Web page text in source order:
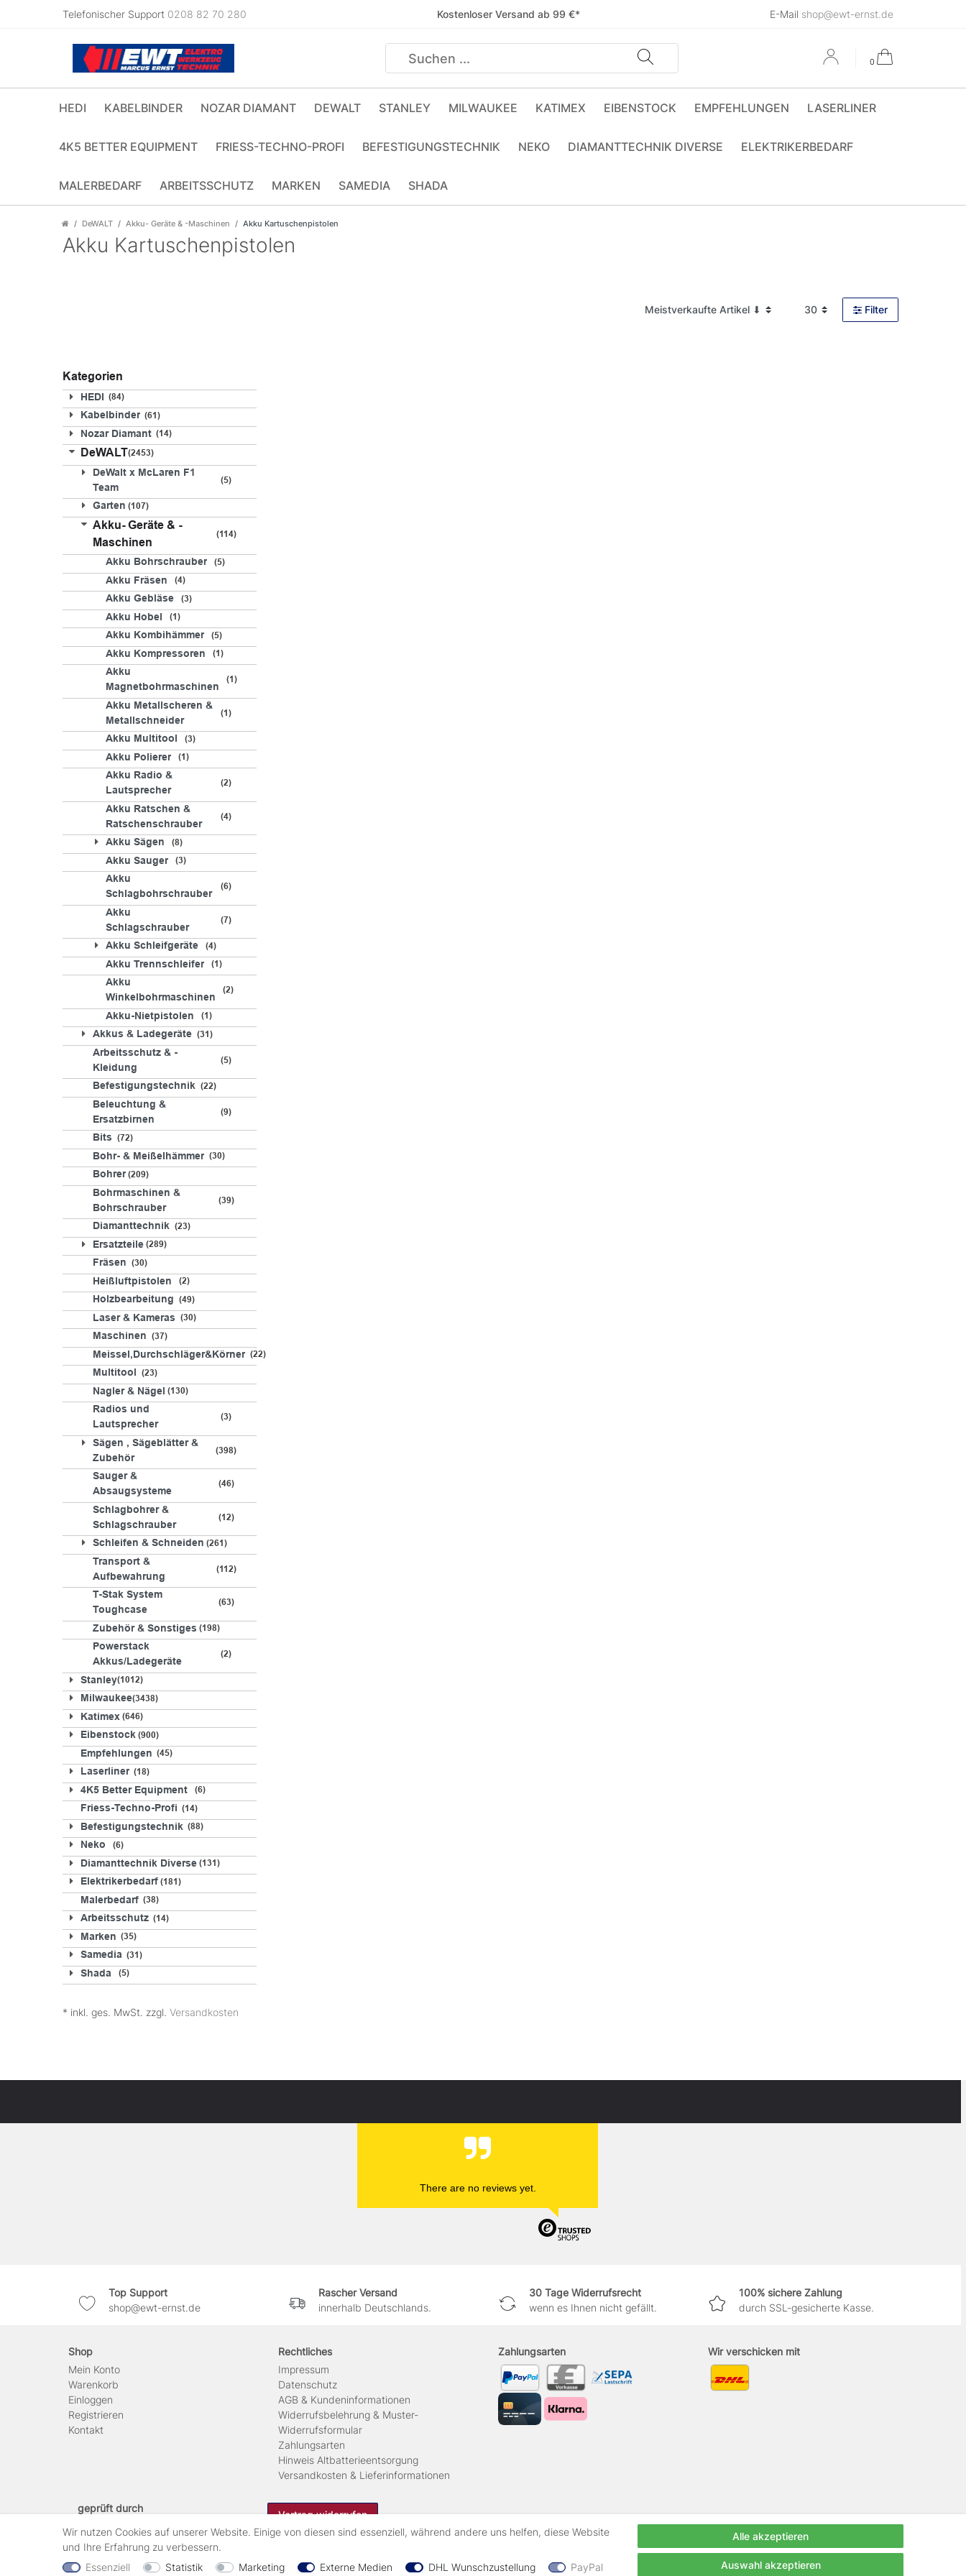
Telefonischer Support 0208 82 70 280 Kostenloser Versand ab 99 €* E-Mail shop@ewt-ernst.de
0
HEDI KABELBINDER NOZAR DIAMANT DEWALT STANLEY MILWAUKEE KATIMEX EIBENSTOCK EMPFEHLUNGEN LASERLINER
4K5 BETTER EQUIPMENT FRIESS-TECHNO-PROFI BEFESTIGUNGSTECHNIK NEKO DIAMANTTECHNIK DIVERSE ELEKTRIKERBEDARF
MALERBEDARF ARBEITSSCHUTZ MARKEN SAMEDIA SHADA
DeWALT Akku- Geräte & -Maschinen Akku Kartuschenpistolen
Akku Kartuschenpistolen
Filter
Kategorien
HEDI 84
Kabelbinder 61
Nozar Diamant 14
DeWALT 2453
DeWalt x McLaren F1
Team
5
Garten 107
Akku- Geräte & -
Maschinen
114
Akku Bohrschrauber 5
Akku Fräsen 4
Akku Gebläse 3
Akku Hobel 1
Akku Kombihämmer 5
Akku Kompressoren 1
Akku
Magnetbohrmaschinen
1
Akku Metallscheren &
Metallschneider
1
Akku Multitool 3
Akku Polierer 1
Akku Radio &
Lautsprecher
2
Akku Ratschen &
Ratschenschrauber
4
Akku Sägen 8
Akku Sauger 3
Akku
Schlagbohrschrauber
6
Akku
Schlagschrauber
7
Akku Schleifgeräte 4
Akku Trennschleifer 1
Akku
Winkelbohrmaschinen
2
Akku-Nietpistolen 1
Akkus & Ladegeräte 31
Arbeitsschutz & -
Kleidung
5
Befestigungstechnik 22
Beleuchtung &
Ersatzbirnen
9
Bits 72
Bohr- & Meißelhämmer 30
Bohrer 209
Bohrmaschinen &
Bohrschrauber
39
Diamanttechnik 23
Ersatzteile 289
Fräsen 30
Heißluftpistolen 2
Holzbearbeitung 49
Laser & Kameras 30
Maschinen 37
Meissel,Durchschläger&Körner 22
Multitool 23
Nagler & Nägel 130
Radios und
Lautsprecher
3
Sägen , Sägeblätter &
Zubehör
398
Sauger &
Absaugsysteme
46
Schlagbohrer &
Schlagschrauber
12
Schleifen & Schneiden 261
Transport &
Aufbewahrung
112
T-Stak System
Toughcase
63
Zubehör & Sonstiges 198
Powerstack
Akkus/Ladegeräte
2
Stanley 1012
Milwaukee 3438
Katimex 646
Eibenstock 900
Empfehlungen 45
Laserliner 18
4K5 Better Equipment 6
Friess-Techno-Profi 14
Befestigungstechnik 88
Neko 6
Diamanttechnik Diverse 131
Elektrikerbedarf 181
Malerbedarf 38
Arbeitsschutz 14
Marken 35
Samedia 31
Shada 5
* inkl. ges. MwSt. zzgl. Versandkosten
There are no reviews yet.
Top Support
shop@ewt-ernst.de
Rascher Versand
innerhalb Deutschlands.
30 Tage Widerrufsrecht
wenn es Ihnen nicht gefällt.
100% sichere Zahlung
durch SSL-gesicherte Kasse.
Shop
Mein Konto
Warenkorb
Einloggen
Registrieren
Kontakt
Rechtliches
Impressum
Daten­schutz
AGB & Kundeninformationen
Widerrufsbelehrung & Muster-
Widerrufsformular
Zahlungsarten
Hinweis Altbatterieentsorgung
Versandkosten & Lieferinformationen
Zahlungsarten Wir verschicken mit
geprüft durch
Vertrag widerrufen
Wir nutzen Cookies auf unserer Website. Einige von diesen sind essenziell, während andere uns helfen, diese Website
und Ihre Erfahrung zu verbessern.
Essenziell
Statistik Marketing Externe Medien DHL Wunschzustellung PayPal
Alle akzeptieren
Auswahl akzeptieren